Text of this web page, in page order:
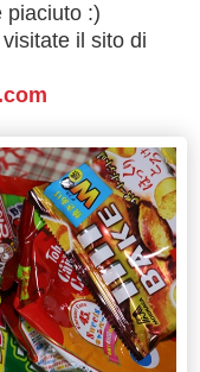
piaciuto :)
il sito di